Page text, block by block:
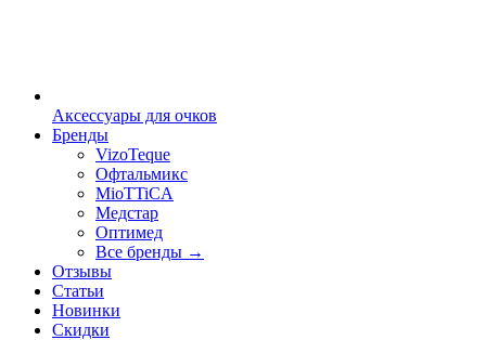
Аксессуары для очков
Бренды
VizoTeque
Офтальмикс
MioTTiCA
Медстар
Оптимед
Все бренды →
Отзывы
Статьи
Новинки
Скидки